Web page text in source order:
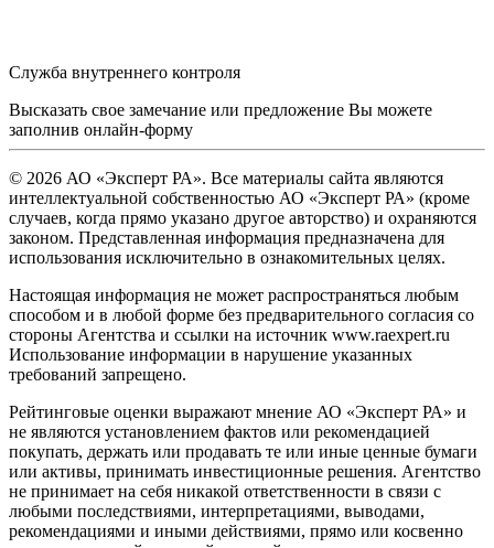
Служба внутреннего контроля
Высказать свое замечание или предложение Вы можете
заполнив онлайн-форму
© 2026 АО «Эксперт РА». Все материалы сайта являются
интеллектуальной собственностью АО «Эксперт РА» (кроме
случаев, когда прямо указано другое авторство) и охраняются
законом. Представленная информация предназначена для
использования исключительно в ознакомительных целях.
Настоящая информация не может распространяться любым
способом и в любой форме без предварительного согласия со
стороны Агентства и ссылки на источник www.raexpert.ru
Использование информации в нарушение указанных
требований запрещено.
Рейтинговые оценки выражают мнение АО «Эксперт РА» и
не являются установлением фактов или рекомендацией
покупать, держать или продавать те или иные ценные бумаги
или активы, принимать инвестиционные решения. Агентство
не принимает на себя никакой ответственности в связи с
любыми последствиями, интерпретациями, выводами,
рекомендациями и иными действиями, прямо или косвенно